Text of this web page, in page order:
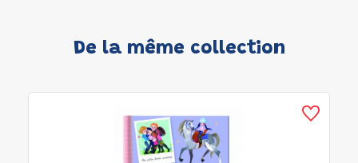
De la même collection